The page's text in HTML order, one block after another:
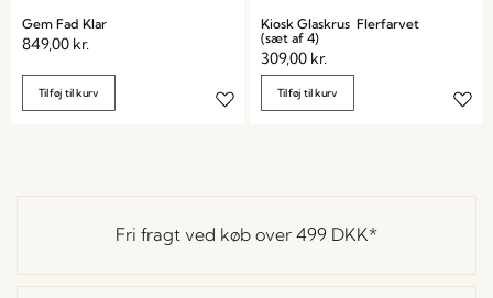
Gem Fad Klar
849,00 kr.
Tilføj til kurv
Kiosk Glaskrus Flerfarvet
(sæt af 4)
309,00 kr.
Tilføj til kurv
Fri fragt ved køb over 499 DKK*